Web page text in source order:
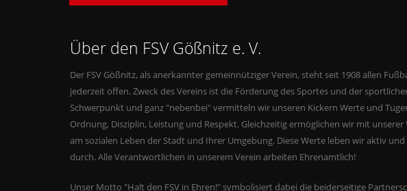
Über den FSV Gößnitz e. V.
Der FSV Gößnitz, als anerkannter gemeinnütziger Verein, steht seit 1908 allen
jederzeit offen. Zweck des Vereins ist die Förderung des Sportes und der
Schwerpunkt und ganz "nebenbei" vermitteln wir unseren Kickern Werte und
Ordnung, Disziplin, Leistung und Respekt. Gleichzeitig ermöglichen wir mit
am sozialen Leben der Stadt und Ihrer Umgebung. Diese Werte leben wir aktiv
durch. Alle Verantwortlichen in unserem Verein arbeiten Ehrenamtlich!
Unser Motto "Halt den FSV in Ehren!" symbolisiert dabei die beiderseitige